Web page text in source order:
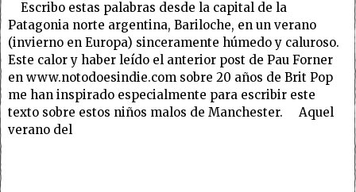
Escribo estas palabras desde la capital de la
Patagonia norte argentina, Bariloche, en un verano
(invierno en Europa) sinceramente húmedo y caluroso.
Este calor y haber leído el anterior post de Pau Forner
en www.notodoesindie.com sobre 20 años de Brit Pop
me han inspirado especialmente para escribir este
texto sobre estos niños malos de Manchester. Aquel
verano del